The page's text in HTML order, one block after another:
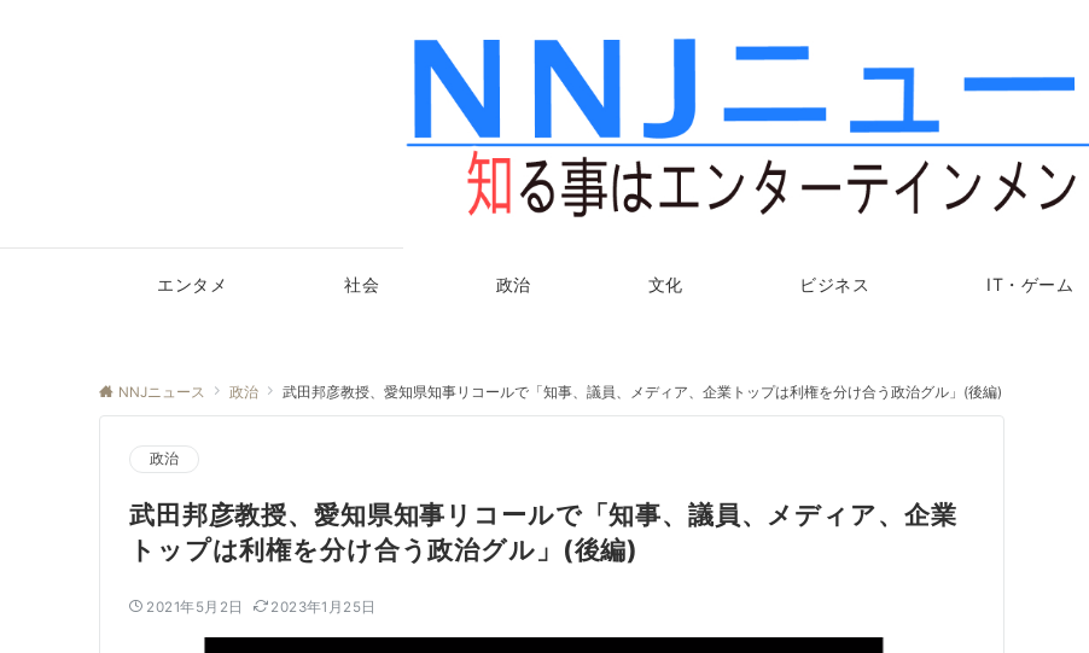
エンタメ 社会 政治 文化 ビジネス IT・ゲーム
NNJニュース 政治 武田邦彦教授、愛知県知事リコールで「知事、議員、メディア、企業トップは利権を分け合う政治グル」(後編)
政治
武田邦彦教授、愛知県知事リコールで「知事、議員、メディア、企業
トップは利権を分け合う政治グル」(後編)
2021年5月2日 2023年1月25日